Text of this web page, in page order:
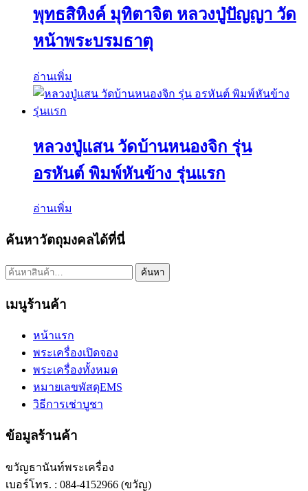
พุทธสิหิงค์ มุทิตาจิต หลวงปู่ปัญญา วัด
หน้าพระบรมธาตุ
อ่านเพิ่ม
หลวงปู่แสน วัดบ้านหนองจิก รุ่น
อรหันต์ พิมพ์หันข้าง รุ่นแรก
อ่านเพิ่ม
ค้นหาวัตถุมงคลได้ที่นี่
ค้นหา: ค้นหา
เมนูร้านค้า
หน้าแรก
พระเครื่องเปิดจอง
พระเครื่องทั้งหมด
หมายเลขพัสดุEMS
วิธีการเช่าบูชา
ข้อมูลร้านค้า
ขวัญธานันท์พระเครื่อง
เบอร์โทร. : 084-4152966 (ขวัญ)